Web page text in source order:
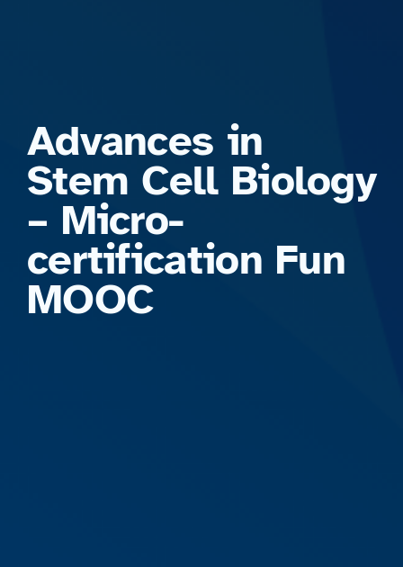
Advances in
Stem Cell Biology
– Micro-
certification Fun
MOOC